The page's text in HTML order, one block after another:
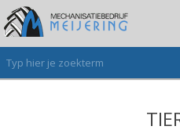
AANMELDEN ALS NIEUWE KLANT